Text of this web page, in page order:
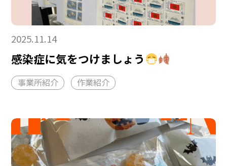
2025.11.14
感染症に気をつけましょう
事業所紹介 作業紹介